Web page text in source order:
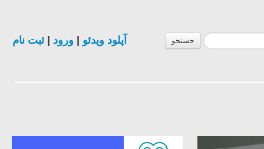
جستجو آپلود ویدئو ورود |ثبت نام